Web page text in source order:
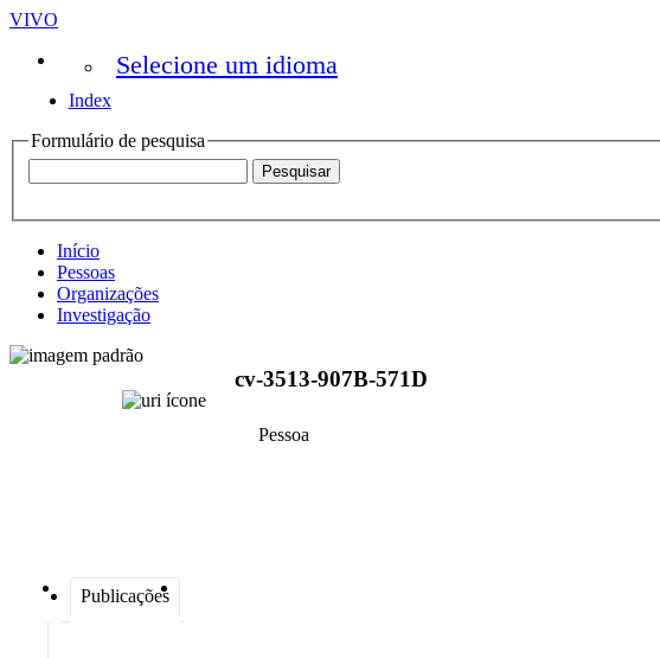
VIVO
Selecione um idioma
Index
Formulário de pesquisa
Início
Pessoas
Organizações
Investigação
cv-3513-907B-571D
Pessoa
Publicações